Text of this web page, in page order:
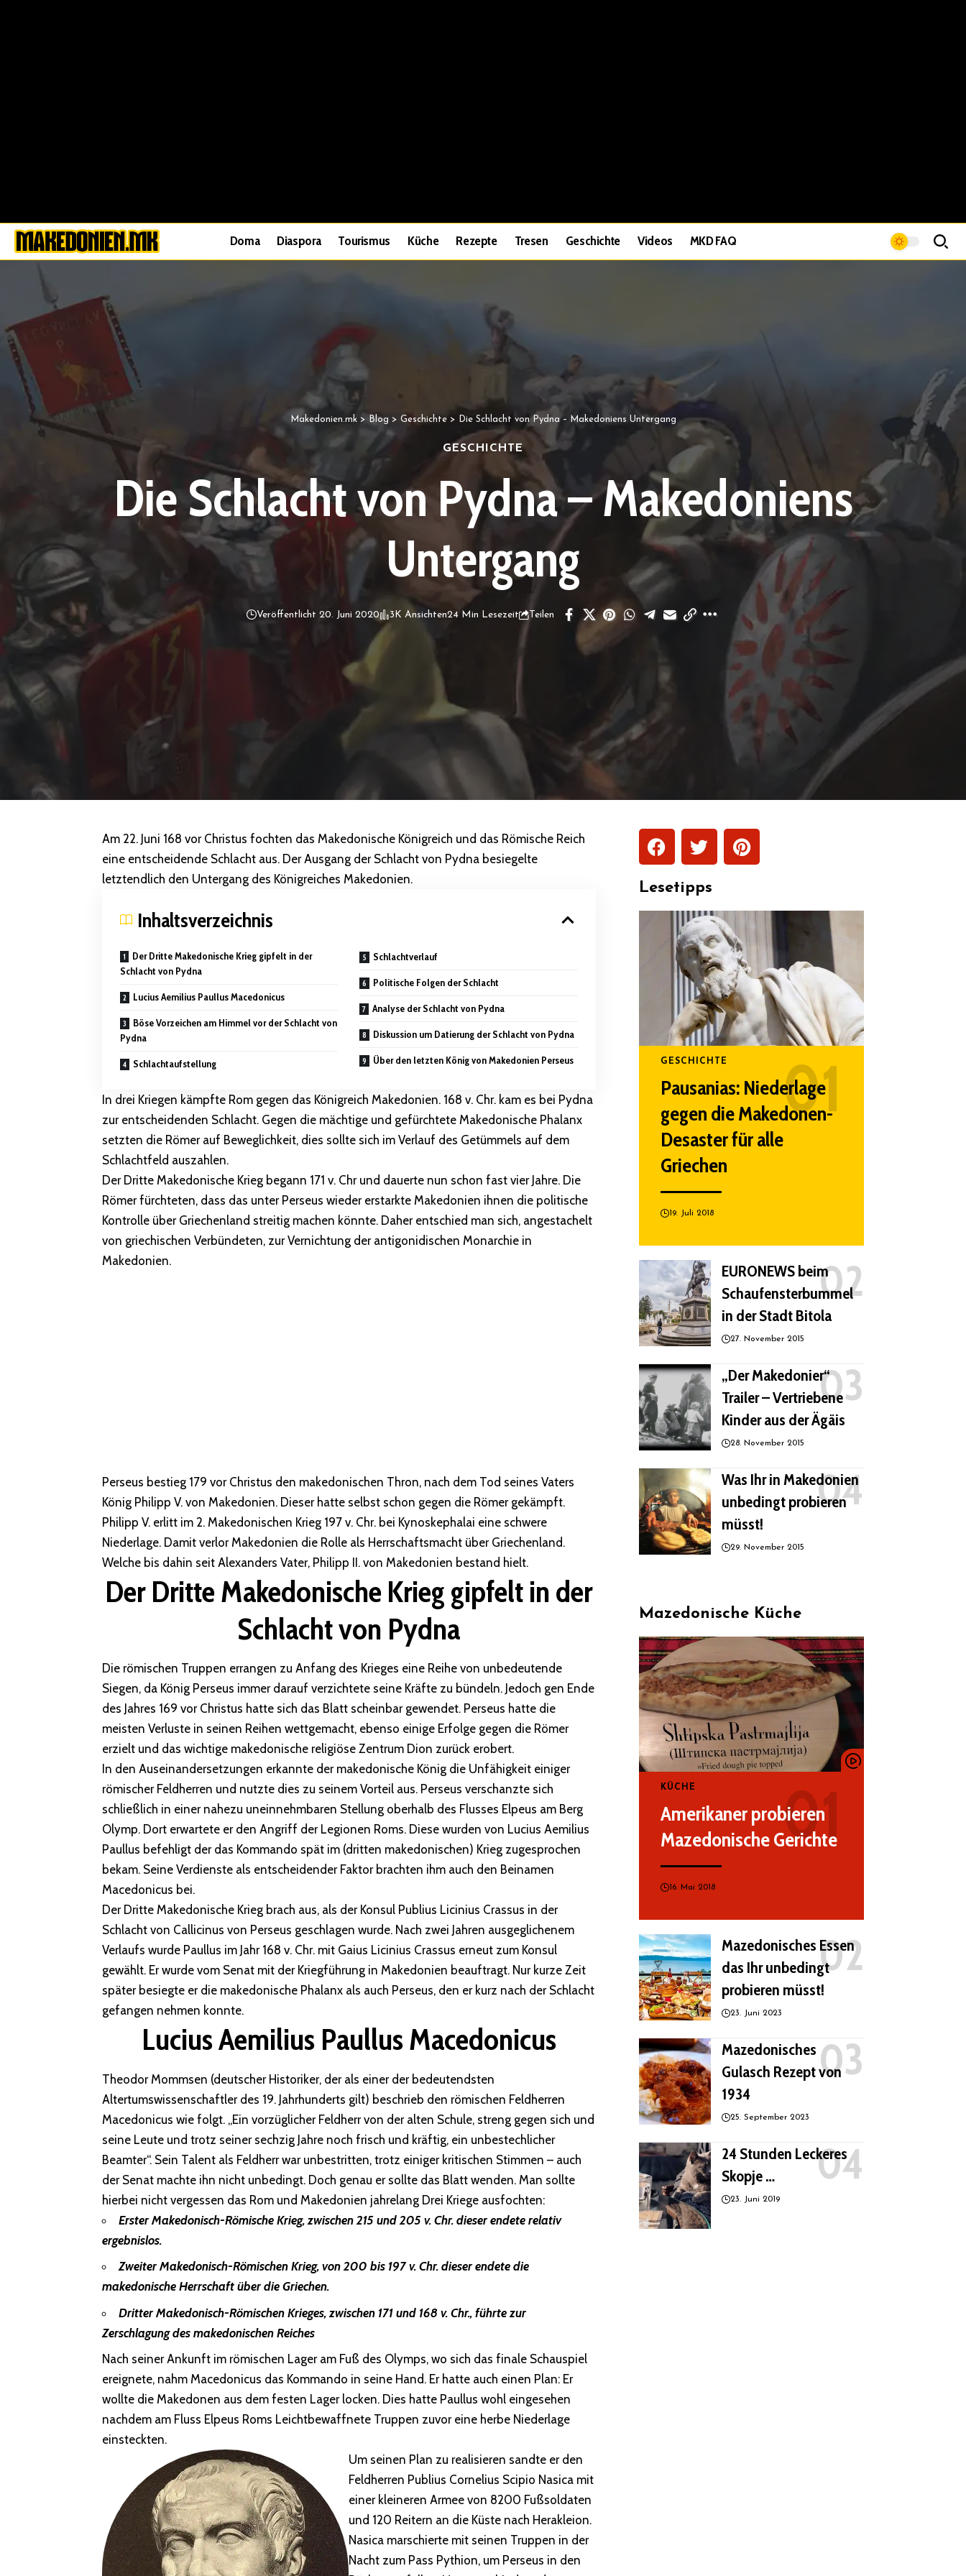
Doma Diaspora Tourismus Küche Rezepte Tresen Geschichte Videos MKD FAQ
Makedonien.mk> Blog > Geschichte> Die Schlacht von Pydna – Makedoniens Untergang
GESCHICHTE
Die Schlacht von Pydna – Makedoniens
Untergang
Veröffentlicht 20. Juni 2020 3K Ansichten24 Min Lesezeit Teilen
Am 22. Juni 168 vor Christus fochten das Makedonische Königreich und das Römische Reich
eine entscheidende Schlacht aus. Der Ausgang der Schlacht von Pydna besiegelte
letztendlich den Untergang des Königreiches Makedonien.
Inhaltsverzeichnis
Der Dritte Makedonische Krieg gipfelt in der
Schlacht von Pydna
Lucius Aemilius Paullus Macedonicus
Böse Vorzeichen am Himmel vor der Schlacht von
Pydna
Schlachtaufstellung
Schlachtverlauf
Politische Folgen der Schlacht
Analyse der Schlacht von Pydna
Diskussion um Datierung der Schlacht von Pydna
Über den letzten König von Makedonien Perseus
In drei Kriegen kämpfte Rom gegen das Königreich Makedonien. 168 v. Chr. kam es bei Pydna
zur entscheidenden Schlacht. Gegen die mächtige und gefürchtete Makedonische Phalanx
setzten die Römer auf Beweglichkeit, dies sollte sich im Verlauf des Getümmels auf dem
Schlachtfeld auszahlen.
Der Dritte Makedonische Krieg begann 171 v. Chr und dauerte nun schon fast vier Jahre. Die
Römer fürchteten, dass das unter Perseus wieder erstarkte Makedonien ihnen die politische
Kontrolle über Griechenland streitig machen könnte. Daher entschied man sich, angestachelt
von griechischen Verbündeten, zur Vernichtung der antigonidischen Monarchie in
Makedonien.
Perseus bestieg 179 vor Christus den makedonischen Thron, nach dem Tod seines Vaters
König Philipp V. von Makedonien. Dieser hatte selbst schon gegen die Römer gekämpft.
Philipp V. erlitt im 2. Makedonischen Krieg 197 v. Chr. bei Kynoskephalai eine schwere
Niederlage. Damit verlor Makedonien die Rolle als Herrschaftsmacht über Griechenland.
Welche bis dahin seit Alexanders Vater, Philipp II. von Makedonien bestand hielt.
Der Dritte Makedonische Krieg gipfelt in der
Schlacht von Pydna
Die römischen Truppen errangen zu Anfang des Krieges eine Reihe von unbedeutende
Siegen, da König Perseus immer darauf verzichtete seine Kräfte zu bündeln. Jedoch gen Ende
des Jahres 169 vor Christus hatte sich das Blatt scheinbar gewendet. Perseus hatte die
meisten Verluste in seinen Reihen wettgemacht, ebenso einige Erfolge gegen die Römer
erzielt und das wichtige makedonische religiöse Zentrum Dion zurück erobert.
In den Auseinandersetzungen erkannte der makedonische König die Unfähigkeit einiger
römischer Feldherren und nutzte dies zu seinem Vorteil aus. Perseus verschanzte sich
schließlich in einer nahezu uneinnehmbaren Stellung oberhalb des Flusses Elpeus am Berg
Olymp. Dort erwartete er den Angriff der Legionen Roms. Diese wurden von Lucius Aemilius
Paullus befehligt der das Kommando spät im (dritten makedonischen) Krieg zugesprochen
bekam. Seine Verdienste als entscheidender Faktor brachten ihm auch den Beinamen
Macedonicus bei.
Der Dritte Makedonische Krieg brach aus, als der Konsul Publius Licinius Crassus in der
Schlacht von Callicinus von Perseus geschlagen wurde. Nach zwei Jahren ausgeglichenem
Verlaufs wurde Paullus im Jahr 168 v. Chr. mit Gaius Licinius Crassus erneut zum Konsul
gewählt. Er wurde vom Senat mit der Kriegführung in Makedonien beauftragt. Nur kurze Zeit
später besiegte er die makedonische Phalanx als auch Perseus, den er kurz nach der Schlacht
gefangen nehmen konnte.
Lucius Aemilius Paullus Macedonicus
Theodor Mommsen (deutscher Historiker, der als einer der bedeutendsten
Altertumswissenschaftler des 19. Jahrhunderts gilt) beschrieb den römischen Feldherren
Macedonicus wie folgt. „Ein vorzüglicher Feldherr von der alten Schule, streng gegen sich und
seine Leute und trotz seiner sechzig Jahre noch frisch und kräftig, ein unbestechlicher
Beamter“. Sein Talent als Feldherr war unbestritten, trotz einiger kritischen Stimmen – auch
der Senat machte ihn nicht unbedingt. Doch genau er sollte das Blatt wenden. Man sollte
hierbei nicht vergessen das Rom und Makedonien jahrelang Drei Kriege ausfochten:
Erster Makedonisch-Römische Krieg, zwischen 215 und 205 v. Chr. dieser endete relativ
ergebnislos.
Zweiter Makedonisch-Römischen Krieg, von 200 bis 197 v. Chr. dieser endete die
makedonische Herrschaft über die Griechen.
Dritter Makedonisch-Römischen Krieges, zwischen 171 und 168 v. Chr., führte zur
Zerschlagung des makedonischen Reiches
Nach seiner Ankunft im römischen Lager am Fuß des Olymps, wo sich das finale Schauspiel
ereignete, nahm Macedonicus das Kommando in seine Hand. Er hatte auch einen Plan: Er
wollte die Makedonen aus dem festen Lager locken. Dies hatte Paullus wohl eingesehen
nachdem am Fluss Elpeus Roms Leichtbewaffnete Truppen zuvor eine herbe Niederlage
einsteckten.
Um seinen Plan zu realisieren sandte er den
Feldherren Publius Cornelius Scipio Nasica mit
einer kleineren Armee von 8200 Fußsoldaten
und 120 Reitern an die Küste nach Herakleion.
Nasica marschierte mit seinen Truppen in der
Nacht zum Pass Pythion, um Perseus in den
Lesetipps
GESCHICHTE
Pausanias: Niederlage
gegen die Makedonen-
Desaster für alle
Griechen
19. Juli 2018
EURONEWS beim
Schaufensterbummel
in der Stadt Bitola
27. November 2015
„Der Makedonier“
Trailer – Vertriebene
Kinder aus der Ägäis
28. November 2015
Was Ihr in Makedonien
unbedingt probieren
müsst!
29. November 2015
Mazedonische Küche
KÜCHE
Amerikaner probieren
Mazedonische Gerichte
16. Mai 2018
Mazedonisches Essen
das Ihr unbedingt
probieren müsst!
23. Juni 2023
Mazedonisches
Gulasch Rezept von
1934
25. September 2023
24 Stunden Leckeres
Skopje …
23. Juni 2019